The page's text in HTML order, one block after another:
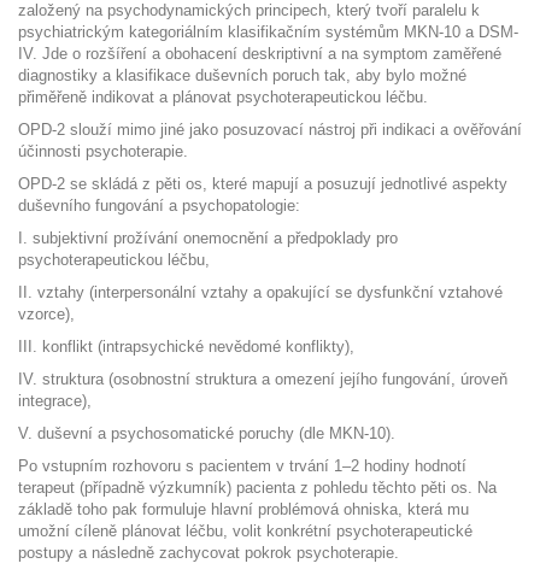
založený na psychodynamických principech, který tvoří paralelu k
psychiatrickým kategoriálním klasifikačním systémům MKN-10 a DSM-
IV. Jde o rozšíření a obohacení deskriptivní a na symptom zaměřené
diagnostiky a klasifikace duševních poruch tak, aby bylo možné
přiměřeně indikovat a plánovat psychoterapeutickou léčbu.
OPD-2 slouží mimo jiné jako posuzovací nástroj při indikaci a ověřování
účinnosti psychoterapie.
OPD-2 se skládá z pěti os, které mapují a posuzují jednotlivé aspekty
duševního fungování a psychopatologie:
I. subjektivní prožívání onemocnění a předpoklady pro
psychoterapeutickou léčbu,
II. vztahy (interpersonální vztahy a opakující se dysfunkční vztahové
vzorce),
III. konflikt (intrapsychické nevědomé konflikty),
IV. struktura (osobnostní struktura a omezení jejího fungování, úroveň
integrace),
V. duševní a psychosomatické poruchy (dle MKN-10).
Po vstupním rozhovoru s pacientem v trvání 1–2 hodiny hodnotí
terapeut (případně výzkumník) pacienta z pohledu těchto pěti os. Na
základě toho pak formuluje hlavní problémová ohniska, která mu
umožní cíleně plánovat léčbu, volit konkrétní psychoterapeutické
postupy a následně zachycovat pokrok psychoterapie.